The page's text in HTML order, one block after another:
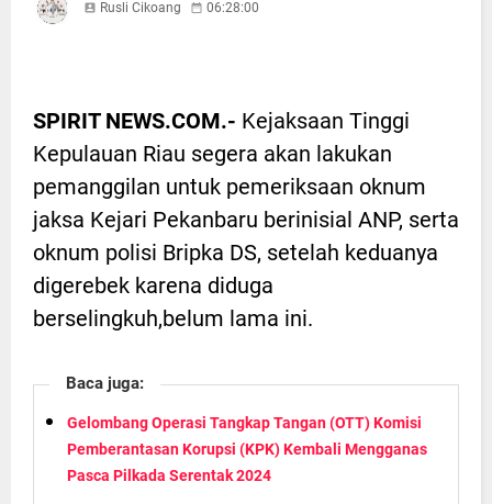
Rusli Cikoang 06:28:00
SPIRIT NEWS.COM.- Kejaksaan Tinggi
Kepulauan Riau segera akan lakukan
pemanggilan untuk pemeriksaan oknum
jaksa Kejari Pekanbaru berinisial ANP, serta
oknum polisi Bripka DS, setelah keduanya
digerebek karena diduga
berselingkuh,belum lama ini.
Baca juga:
Gelombang Operasi Tangkap Tangan (OTT) Komisi
Pemberantasan Korupsi (KPK) Kembali Mengganas
Pasca Pilkada Serentak 2024